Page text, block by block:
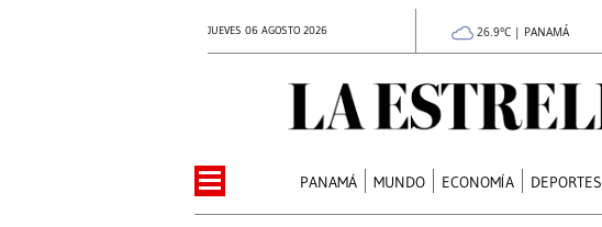
JUEVES 06 AGOSTO 2026 26.9°C | PANAMÁ
PANAMÁ MUNDO ECONOMÍA DEPORTES